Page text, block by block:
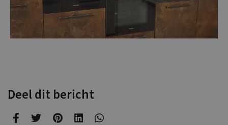
Deel dit bericht